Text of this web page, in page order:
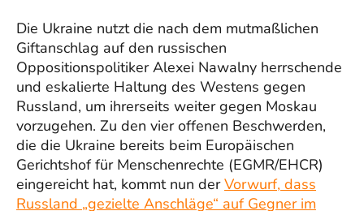
Die Ukraine nutzt die nach dem mutmaßlichen
Giftanschlag auf den russischen
Oppositionspolitiker Alexei Nawalny herrschende
und eskalierte Haltung des Westens gegen
Russland, um ihrerseits weiter gegen Moskau
vorzugehen. Zu den vier offenen Beschwerden,
die die Ukraine bereits beim Europäischen
Gerichtshof für Menschenrechte (EGMR/EHCR)
eingereicht hat, kommt nun derVorwurf, dass
Russland „gezielte Anschläge“ auf Gegner im